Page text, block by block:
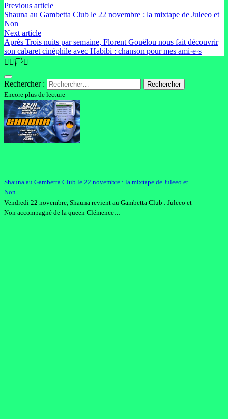
Previous article
Shauna au Gambetta Club le 22 novembre : la mixtape de Juleeo et
Non
Next article
Après Trois nuits par semaine, Florent Gouëlou nous fait découvrir
son cabaret cinéphile avec Habibi : chanson pour mes ami·e·s
🏳️‍🌈🏳️‍⚧️
Rechercher :
Encore plus de lecture
Shauna au Gambetta Club le 22 novembre : la mixtape de Juleeo et
Non
Vendredi 22 novembre, Shauna revient au Gambetta Club : Juleeo et
Non accompagné de la queen Clémence…